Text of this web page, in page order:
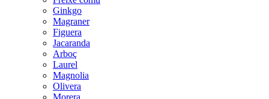
Ginkgo
Magraner
Figuera
Jacaranda
Arboç
Laurel
Magnolia
Olivera
Morera